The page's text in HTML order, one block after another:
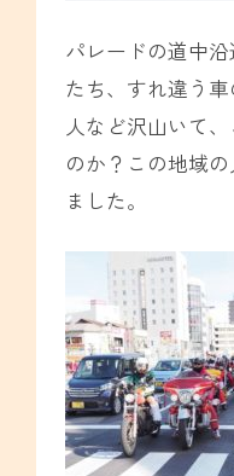
パレードの道中
たち、すれ違う
人など沢山いて
のか？この地域
ました。